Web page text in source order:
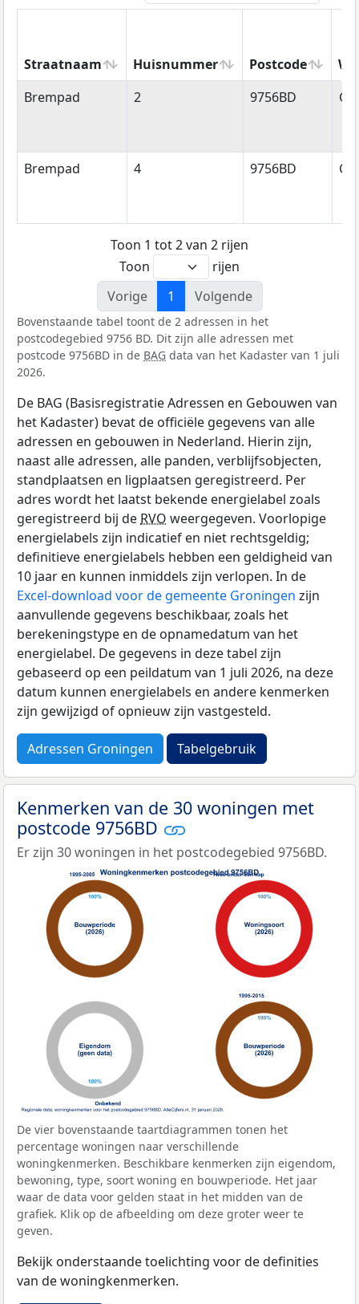
Straatnaam Huisnummer Postcode
Straatnaam
Huisnummer Postcode
Brempad 2 9756BD
Brempad 4 9756BD
Toon 1 tot 2 van 2 rijen
Toon
rijen
Vorige
1 Volgende
Bovenstaande tabel toont de 2 adressen in het
postcodegebied 9756 BD. Dit zijn alle adressen met
postcode 9756BD in de BAG data van het Kadaster van 1 juli
2026.
De BAG (Basisregistratie Adressen en Gebouwen van
het Kadaster) bevat de officiële gegevens van alle
adressen en gebouwen in Nederland. Hierin zijn,
naast alle adressen, alle panden, verblijfsobjecten,
standplaatsen en ligplaatsen geregistreerd. Per
adres wordt het laatst bekende energielabel zoals
geregistreerd bij de RVO weergegeven. Voorlopige
energielabels zijn indicatief en niet rechtsgeldig;
definitieve energielabels hebben een geldigheid van
10 jaar en kunnen inmiddels zijn verlopen. In de
Excel-download voor de gemeente Groningen zijn
aanvullende gegevens beschikbaar, zoals het
berekeningstype en de opnamedatum van het
energielabel. De gegevens in deze tabel zijn
gebaseerd op een peildatum van 1 juli 2026, na deze
datum kunnen energielabels en andere kenmerken
zijn gewijzigd of opnieuw zijn vastgesteld.
Adressen Groningen Tabelgebruik
Kenmerken van de 30 woningen met
postcode 9756BD
Er zijn 30 woningen in het postcodegebied 9756BD.
De vier bovenstaande taartdiagrammen tonen het
percentage woningen naar verschillende
woningkenmerken. Beschikbare kenmerken zijn eigendom,
bewoning, type, soort woning en bouwperiode. Het jaar
waar de data voor gelden staat in het midden van de
grafiek. Klik op de afbeelding om deze groter weer te
geven.
Bekijk onderstaande toelichting voor de definities
van de woningkenmerken.